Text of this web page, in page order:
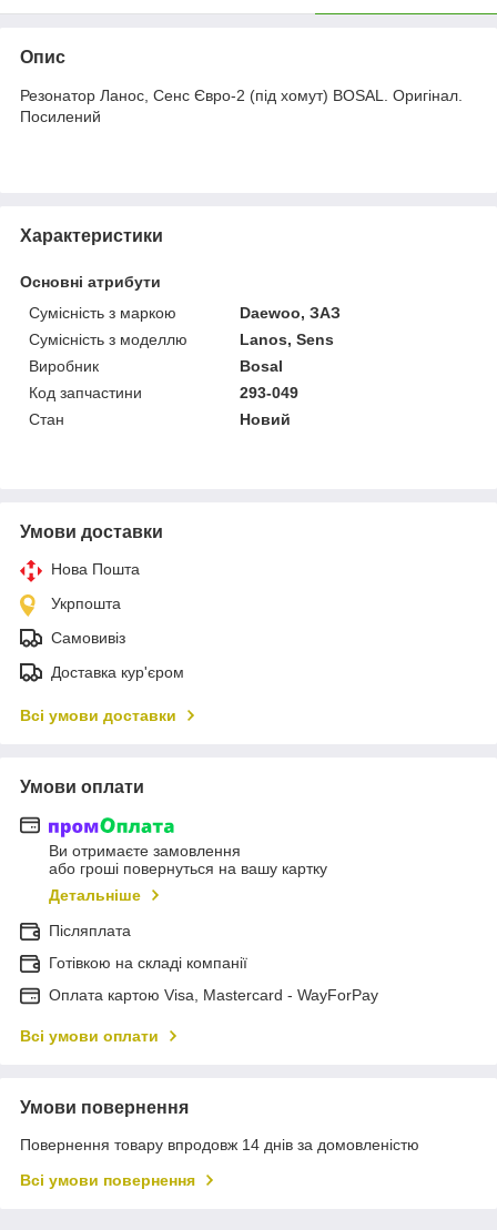
Опис
Резонатор Ланос, Сенс Євро-2 (під хомут) BOSAL. Оригінал.
Посилений
Характеристики
Основні атрибути
Сумісність з маркою
Daewoo, ЗАЗ
Сумісність з моделлю
Lanos, Sens
Виробник
Bosal
Код запчастини
293-049
Стан
Новий
Умови доставки
Нова Пошта
Укрпошта
Самовивіз
Доставка кур'єром
Всі умови доставки
Умови оплати
Ви отримаєте замовлення
або гроші повернуться на вашу картку
Детальніше
Післяплата
Готівкою на складі компанії
Оплата картою Visa, Mastercard - WayForPay
Всі умови оплати
Умови повернення
Повернення товару впродовж 14 днів за домовленістю
Всі умови повернення